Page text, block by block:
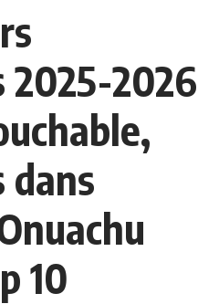
2025-2026
dans
10